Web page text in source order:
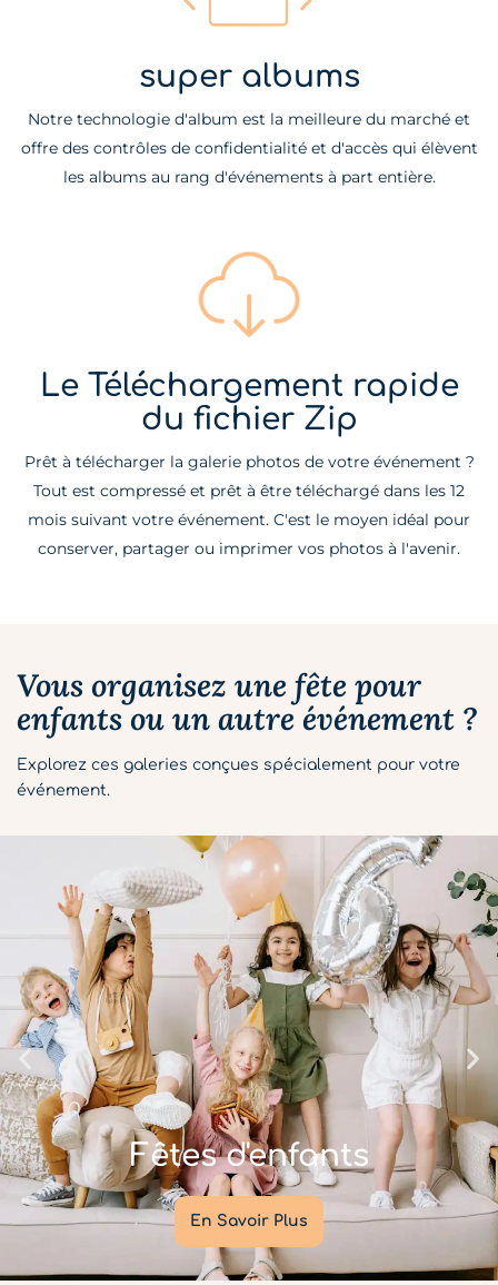
super albums
Notre technologie d'album est la meilleure du marché et
offre des contrôles de confidentialité et d'accès qui élèvent
les albums au rang d'événements à part entière.
Le Téléchargement rapide
du fichier Zip
Prêt à télécharger la galerie photos de votre événement ?
Tout est compressé et prêt à être téléchargé dans les 12
mois suivant votre événement. C'est le moyen idéal pour
conserver, partager ou imprimer vos photos à l'avenir.
Vous organisez une fête pour
enfants ou un autre événement ?
Explorez ces galeries conçues spécialement pour votre
événement.
Fêtes d'enfants
En Savoir Plus